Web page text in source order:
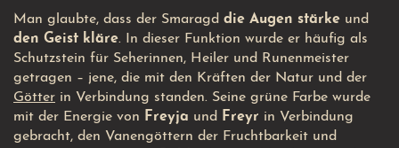
Man glaubte, dass der Smaragd die Augen stärke und
den Geist kläre. In dieser Funktion wurde er häufig als
Schutzstein für Seherinnen, Heiler und Runenmeister
getragen – jene, die mit den Kräften der Natur und der
Götter in Verbindung standen. Seine grüne Farbe wurde
mit der Energie von Freyja und Freyr in Verbindung
gebracht, den Vanengöttern der Fruchtbarkeit und